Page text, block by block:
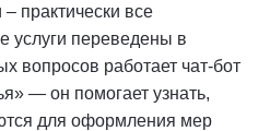
практически все
услуги переведены в
вопросов работает чат-бот
— он помогает узнать,
для оформления мер